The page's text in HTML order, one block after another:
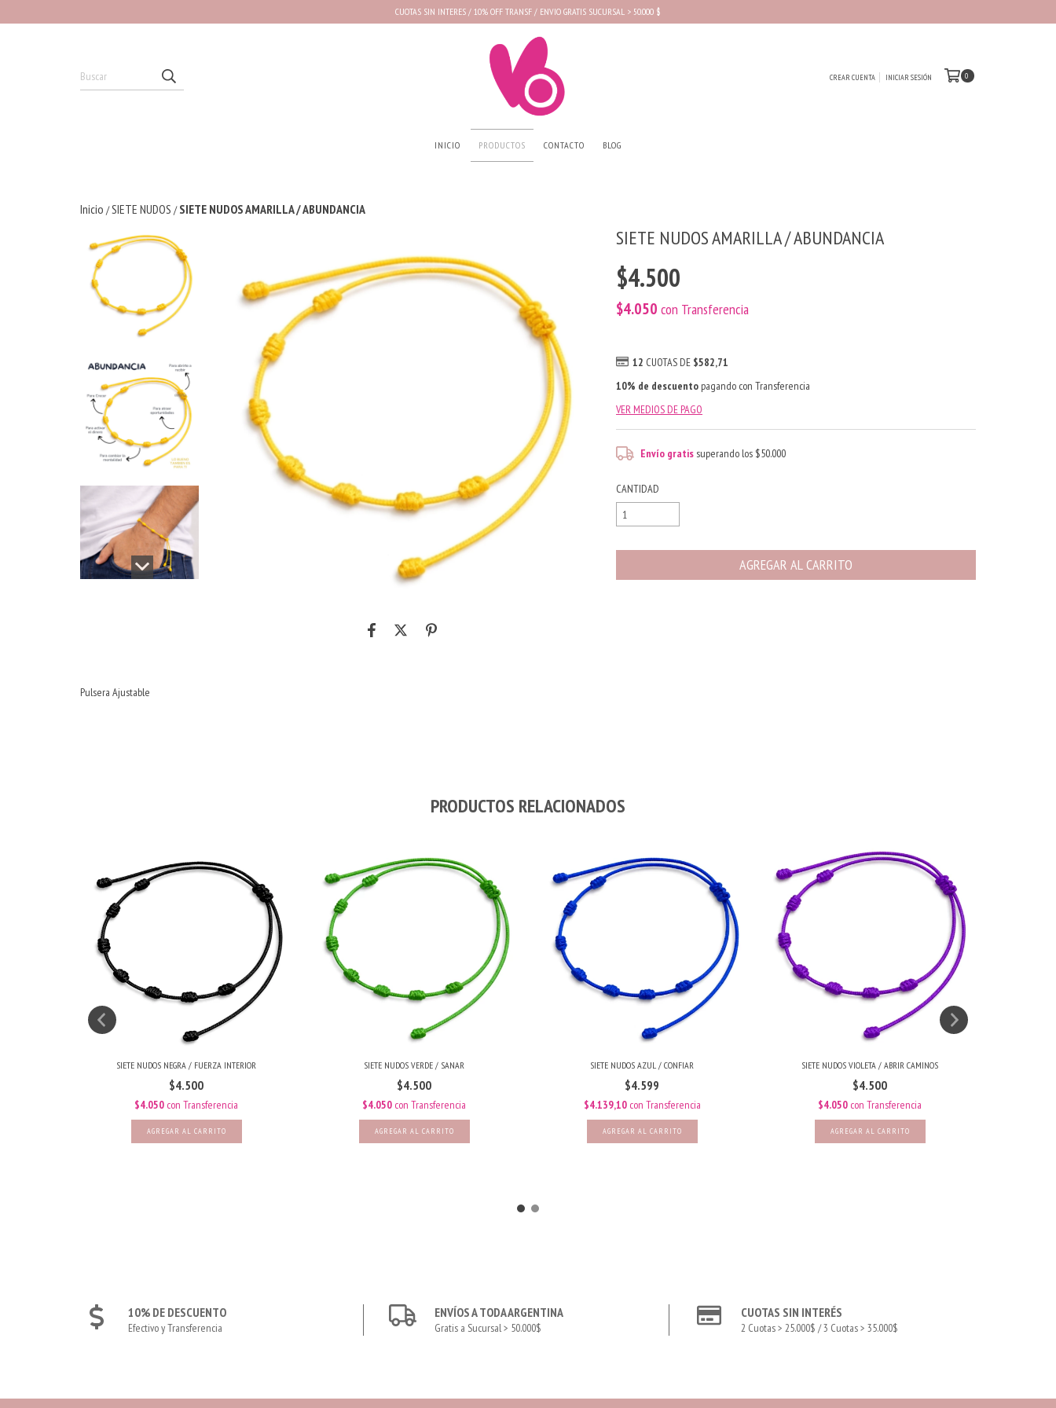
CUOTAS SIN INTERES / 10% OFF TRANSF / ENVIO GRATIS SUCURSAL > 50.000 $
CREAR CUENTA INICIAR SESIÓN 0
INICIO PRODUCTOS CONTACTO BLOG
Inicio /SIETE NUDOS / SIETE NUDOS AMARILLA / ABUNDANCIA
Pulsera Ajustable
SIETE NUDOS AMARILLA / ABUNDANCIA
$4.500
$4.050con Transferencia
12 CUOTAS DE $582,71
10% de descuento pagando con Transferencia
VER MEDIOS DE PAGO
Envío gratis superando los $50.000
CANTIDAD
PRODUCTOS RELACIONADOS
SIETE NUDOS NEGRA / FUERZA INTERIOR
$4.500
$4.050 con Transferencia
SIETE NUDOS VERDE / SANAR
$4.500
$4.050 con Transferencia
SIETE NUDOS AZUL / CONFIAR
$4.599
$4.139,10 con Transferencia
SIETE NUDOS VIOLETA / ABRIR CAMINOS
$4.500
$4.050 con Transferencia
10% DE DESCUENTO
Efectivo y Transferencia
ENVÍOS A TODA ARGENTINA
Gratis a Sucursal > 50.000$
CUOTAS SIN INTERÉS
2 Cuotas > 25.000$ / 3 Cuotas > 35.000$